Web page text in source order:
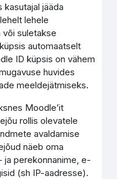
jääda
lehele
või suletakse
automaatselt
ID küpsis on vähem
huvides
meeldejätmiseks.
Moodle’it
rollis olevatele
avaldamise
näeb oma
perekonnanime, e-
(sh IP-aadresse).